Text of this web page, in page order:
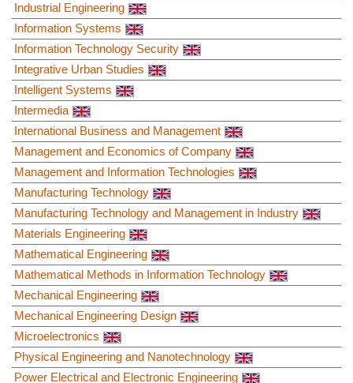
Industrial Engineering
Information Systems
Information Technology Security
Integrative Urban Studies
Intelligent Systems
Intermedia
International Business and Management
Management and Economics of Company
Management and Information Technologies
Manufacturing Technology
Manufacturing Technology and Management in Industry
Materials Engineering
Mathematical Engineering
Mathematical Methods in Information Technology
Mechanical Engineering
Mechanical Engineering Design
Microelectronics
Physical Engineering and Nanotechnology
Power Electrical and Electronic Engineering